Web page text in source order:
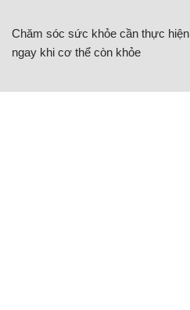
Chăm sóc sức khỏe cần thực hiện
ngay khi cơ thể còn khỏe